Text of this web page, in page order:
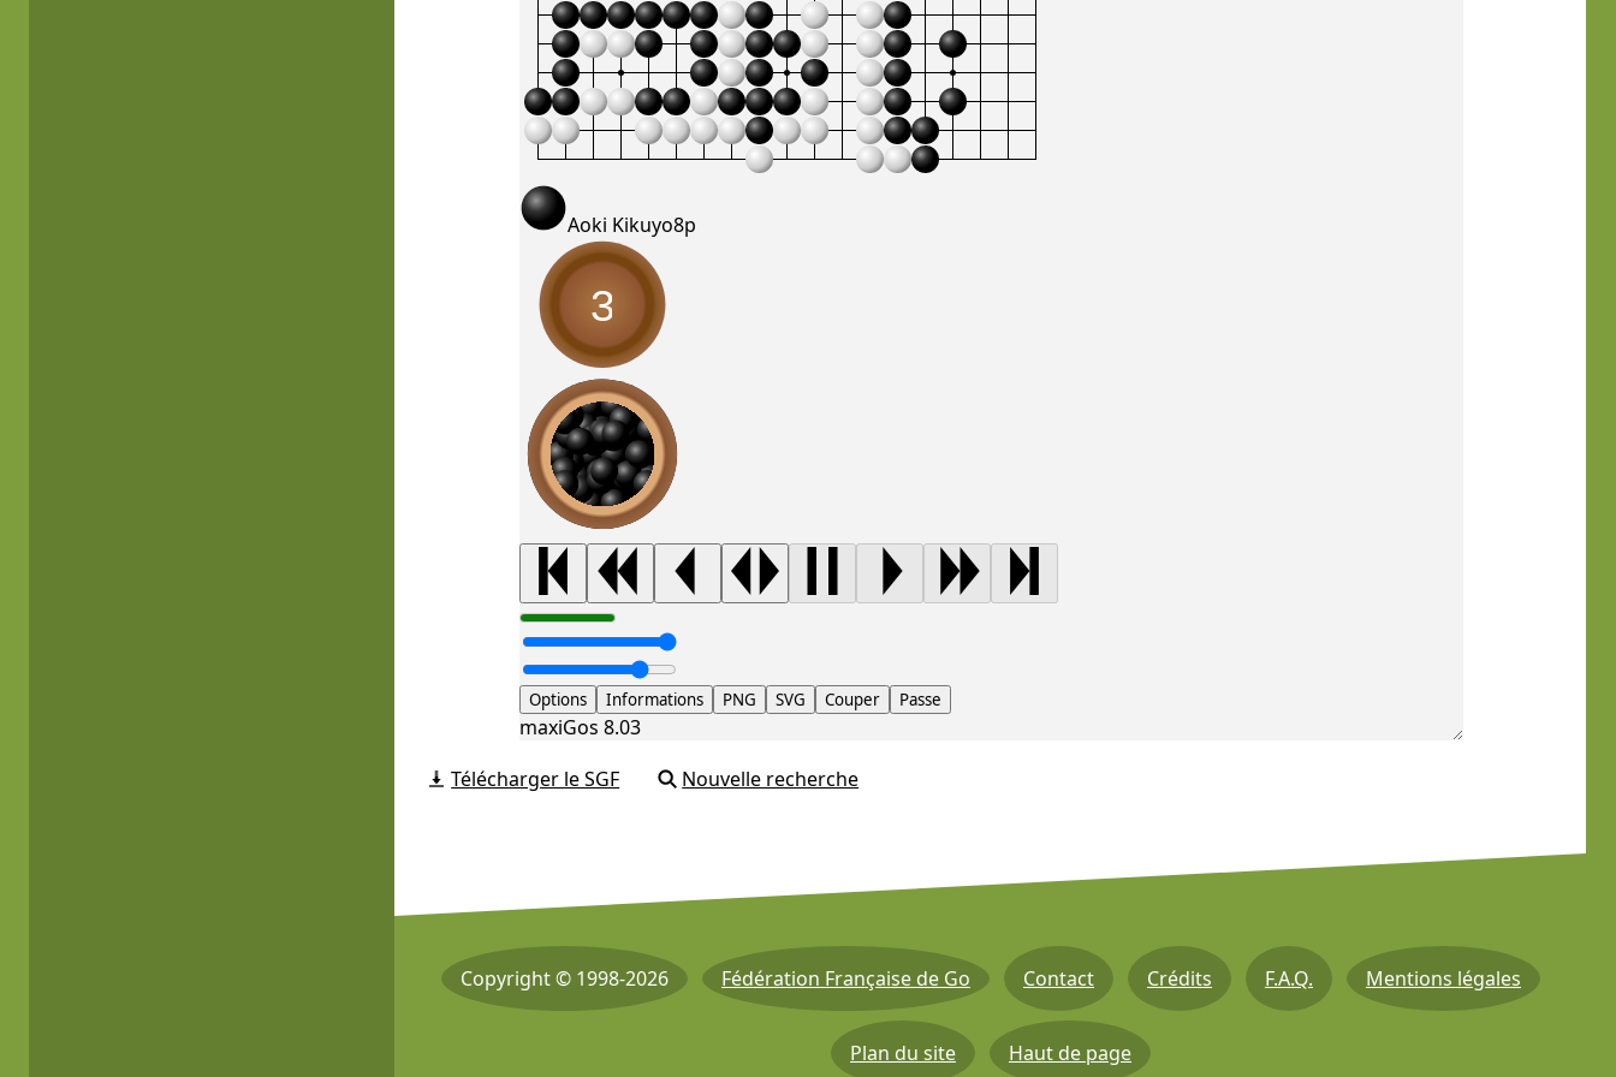
Aoki Kikuyo8p
3
Options Informations PNG SVG Couper Passe
maxiGos 8.03
Télécharger le SGF
Nouvelle recherche
Copyright © 1998-2026 Fédération Française de Go Contact Crédits F.A.Q. Mentions légales
Plan du site Haut de page